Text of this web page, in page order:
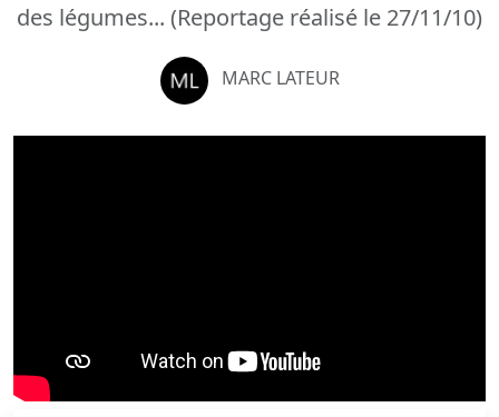
des légumes... (Reportage réalisé le 27/11/10)
MARC LATEUR